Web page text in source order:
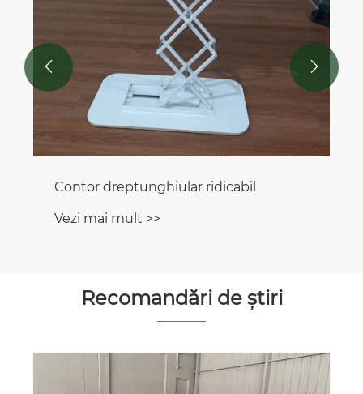
 
Recomandări de știri